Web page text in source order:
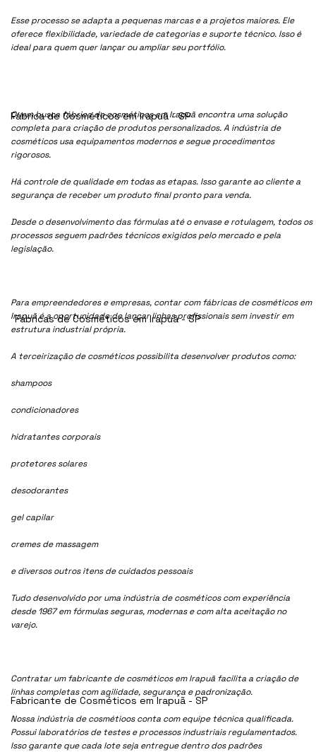
Esse processo se adapta a pequenas marcas e a projetos maiores. Ele
oferece flexibilidade, variedade de categorias e suporte técnico. Isso é
ideal para quem quer lançar ou ampliar seu portfólio.
Quem busca fábrica de cosméticos em Irapuã encontra uma solução
completa para criação de produtos personalizados. A indústria de
cosméticos usa equipamentos modernos e segue procedimentos
rigorosos.
Há controle de qualidade em todas as etapas. Isso garante ao cliente a
segurança de receber um produto final pronto para venda.
Desde o desenvolvimento das fórmulas até o envase e rotulagem, todos os
processos seguem padrões técnicos exigidos pelo mercado e pela
legislação.
Para empreendedores e empresas, contar com fábricas de cosméticos em
Irapuã é a oportunidade de lançar linhas profissionais sem investir em
estrutura industrial própria.
A terceirização de cosméticos possibilita desenvolver produtos como:
shampoos
condicionadores
hidratantes corporais
protetores solares
desodorantes
gel capilar
cremes de massagem
e diversos outros itens de cuidados pessoais
Tudo desenvolvido por uma indústria de cosméticos com experiência
desde 1967 em fórmulas seguras, modernas e com alta aceitação no
varejo.
Contratar um fabricante de cosméticos em Irapuã facilita a criação de
linhas completas com agilidade, segurança e padronização.
Nossa indústria de cosmétioos conta com equipe técnica qualificada.
Possui laboratórios de testes e processos industriais regulamentados.
Isso garante que cada lote seja entregue dentro dos padrões
Fábrica de Cosméticos em Irapuã - SP
Fábricas de Cosméticos em Irapuã - SP
Fabricante de Cosméticos em Irapuã - SP